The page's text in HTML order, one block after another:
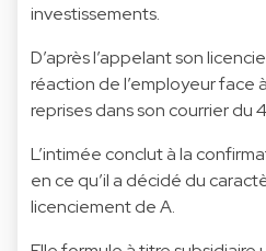
investissements.
D’après l’appelant son
réaction de l’employeur face
reprises dans son courrier du
L’intimée conclut à la
en ce qu’il a décidé du
licenciement de A.